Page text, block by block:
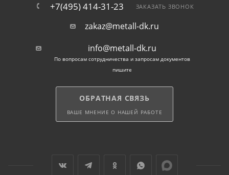
+7(495) 414-31-23 ЗАКАЗАТЬ ЗВОНОК
zakaz@metall-dk.ru
info@metall-dk.ru
По вопросам сотрудничества и запросам документов
пишите
ОБРАТНАЯ СВЯЗЬ
ВАШЕ МНЕНИЕ О НАШЕЙ РАБОТЕ